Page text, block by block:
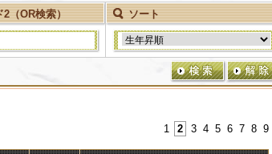
2（OR検索） ソート
1 2 3 4 5 6 7 8 9